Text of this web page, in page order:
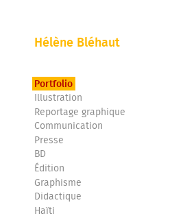
Hélène Bléhaut
Portfolio
Illustration
Reportage graphique
Communication
Presse
BD
Édition
Graphisme
Didactique
Haïti